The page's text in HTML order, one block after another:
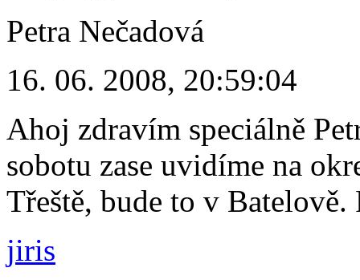
Petra Nečadová
16. 06. 2008, 20:59:04
Ahoj zdravím speciálně
sobotu zase uvidíme na
Třeště, bude to v
jiris